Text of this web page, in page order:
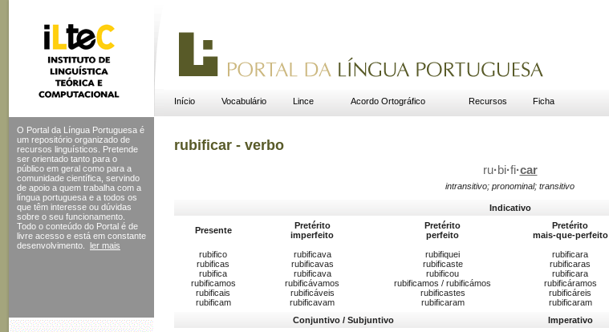
Início Vocabulário Lince Acordo Ortográfico Recursos Ficha
O Portal da Língua Portuguesa é
um repositório organizado de
recursos linguísticos. Pretende
ser orientado tanto para o
público em geral como para a
comunidade científica, servindo
de apoio a quem trabalha com a
língua portuguesa e a todos os
que têm interesse ou dúvidas
sobre o seu funcionamento.
Todo o conteúdo do Portal é de
livre acesso e está em constante
desenvolvimento.
ler mais
rubificar - verbo
ru· bi·fi·car
intransitivo; pronominal; transitivo
Indicativo
Presente
Pretérito
imperfeito
Pretérito
perfeito
Pretérito
mais-que-perfeito
rubifico
rubificas
rubifica
rubificamos
rubificais
rubificam
rubificava
rubificavas
rubificava
rubificávamos
rubificáveis
rubificavam
rubifiquei
rubificaste
rubificou
rubificamos / rubificámos
rubificastes
rubificaram
rubificara
rubificaras
rubificara
rubificáramos
rubificáreis
rubificaram
Conjuntivo / Subjuntivo
Imperativo